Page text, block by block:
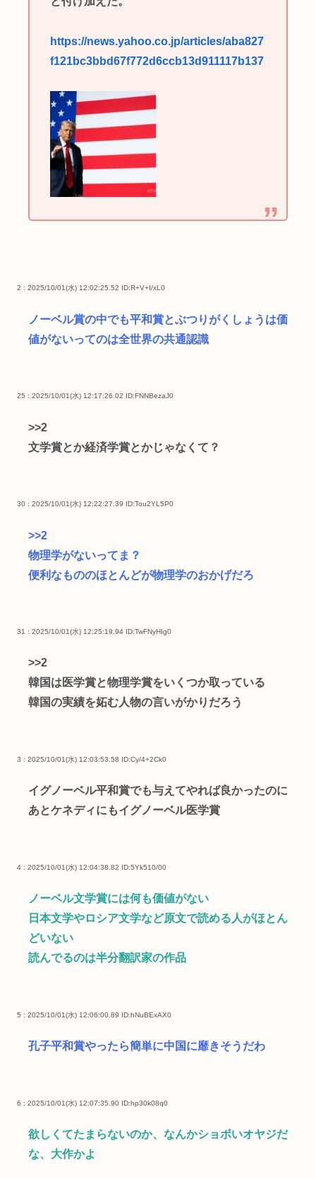
https://news.yahoo.co.jp/articles/aba827
f121bc3bbd67f772d6ccb13d911117b137
2 : 2025/10/01(水) 12:02:25.52 ID:R+V+I/xL0
ノーベル賞の中でも平和賞とぶつりがくしょうは価
値がないってのは全世界の共通認識
25 : 2025/10/01(水) 12:17:26.02 ID:FNNBezaJ0
>>2
文学賞とか経済学賞とかじゃなくて？
30 : 2025/10/01(水) 12:22:27.39 ID:Tou2YL5P0
>>2
物理学がないってま？
便利なもののほとんどが物理学のおかげだろ
31 : 2025/10/01(水) 12:25:19.94 ID:TwFNyHIg0
>>2
韓国は医学賞と物理学賞をいくつか取っている
韓国の実績を妬む人物の言いがかりだろう
3 : 2025/10/01(水) 12:03:53.58 ID:Cy/4+2Ck0
イグノーベル平和賞でも与えてやれば良かったのに
あとケネディにもイグノーベル医学賞
4 : 2025/10/01(水) 12:04:38.82 ID:5Yk510/00
ノーベル文学賞には何も価値がない
日本文学やロシア文学など原文で読める人がほとん
どいない
読んでるのは半分翻訳家の作品
5 : 2025/10/01(水) 12:06:00.89 ID:hNuBExAX0
孔子平和賞やったら簡単に中国に靡きそうだわ
6 : 2025/10/01(水) 12:07:35.90 ID:hp30k08q0
欲しくてたまらないのか、なんかショボいオヤジだ
な、大作かよ